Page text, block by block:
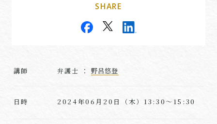
SHARE
講師 弁護士 ： 野呂悠登
日時 2024年06月20日（木）13:30～15:30